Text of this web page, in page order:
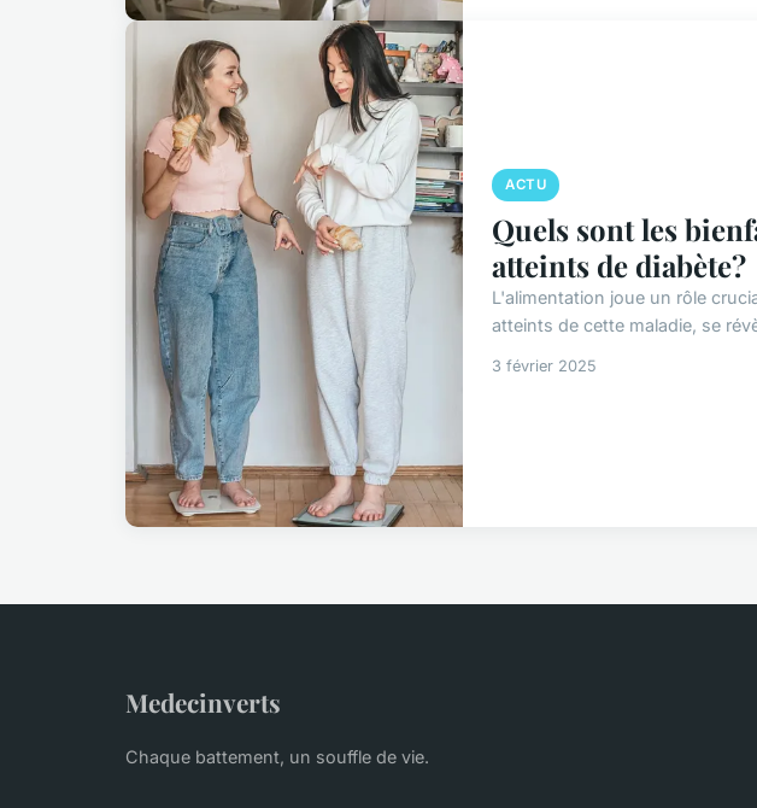
ACTU
Quels sont les
atteints de diabète?
L'alimentation joue un rôle
atteints de cette maladie, se
3 février 2025
Medecinverts
Chaque battement, un souffle de vie.